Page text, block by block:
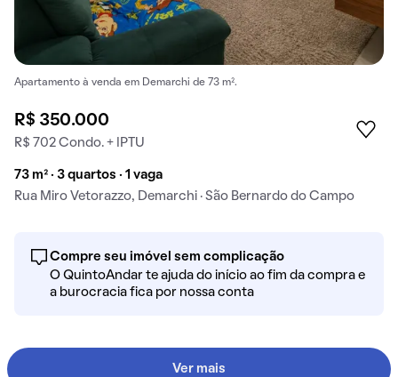
Apartamento à venda em Demarchi de 73 m².
R$ 350.000
R$ 702 Condo. + IPTU
73 m² · 3 quartos · 1 vaga
Rua Miro Vetorazzo, Demarchi · São Bernardo do Campo
Compre seu imóvel sem complicação
O QuintoAndar te ajuda do início ao fim da compra e
a burocracia fica por nossa conta
Ver mais